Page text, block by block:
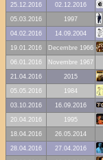
25.12.2016
02.12.2016
05.03.2016
1997
04.02.2016
14.09.2004
19.01.2016
Decembre 1966
06.01.2016
Novembre 1967
21.04.2016
2015
05.05.2016
1984
03.10.2016
16.09.2016
20.04.2016
1995
18.04.2016
26.05.2014
28.04.2016
27.04.2016